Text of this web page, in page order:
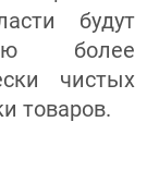
будут
более
чистых
товаров.